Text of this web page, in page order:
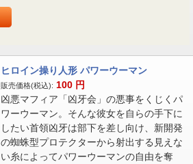
ヒロイン操り人形 パワーウーマン
販売価格(税込): 100 円
凶悪マフィア「凶牙会」の悪事をくじくパ
ワーウーマン。そんな彼女を自らの手下に
したい首領凶牙は部下を差し向け、新開発
の蜘蛛型プロテクターから射出する見えな
い糸によってパワーウーマンの自由を奪